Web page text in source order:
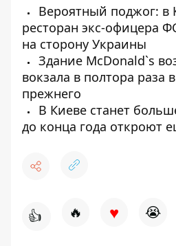
Вероятный поджог: в
ресторан экс-офицера
на сторону Украины
Здание McDonald`s
вокзала в полтора
прежнего
В Киеве станет
до конца года откроют
👍 🔥 ♥ 😭